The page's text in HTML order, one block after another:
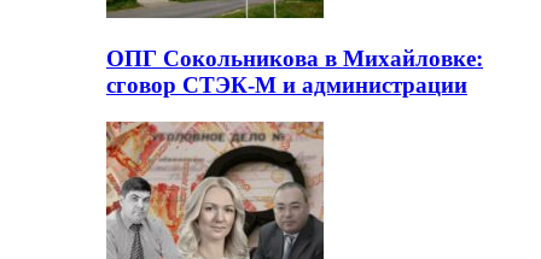
ОПГ Сокольникова в Михайловке:
сговор СТЭК-М и администрации